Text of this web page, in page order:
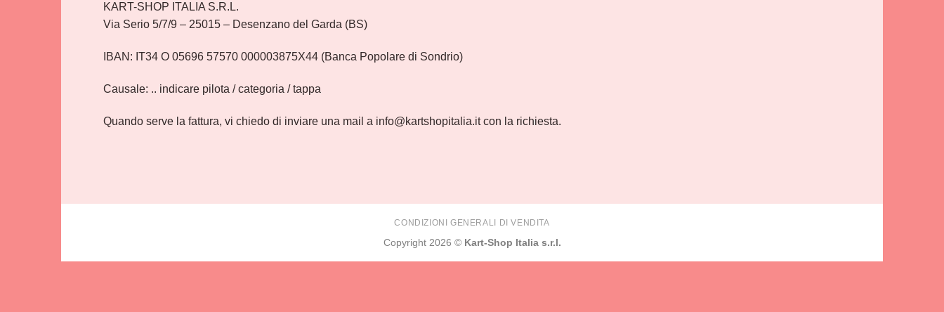
KART-SHOP ITALIA S.R.L.
Via Serio 5/7/9 – 25015 – Desenzano del Garda (BS)
IBAN: IT34 O 05696 57570 000003875X44 (Banca Popolare di Sondrio)
Causale: .. indicare pilota / categoria / tappa
Quando serve la fattura, vi chiedo di inviare una mail a info@kartshopitalia.it con la richiesta.
CONDIZIONI GENERALI DI VENDITA
Copyright 2026 © Kart-Shop Italia s.r.l.